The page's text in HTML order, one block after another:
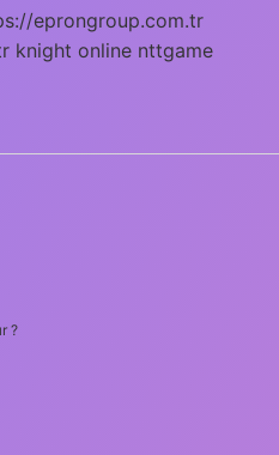
eprongroup.com.tr
knight online nttgame
?